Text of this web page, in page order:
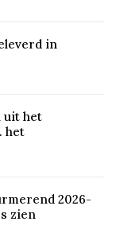
in
uit het
het
2026-
zien